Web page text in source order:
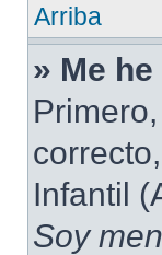
Arriba
» Me
Infantil
Soy